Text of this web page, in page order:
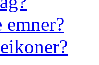
emner?